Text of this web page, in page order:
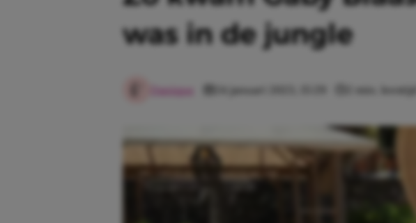
was in de jungle
Danique 24 januari 2023, 15:29